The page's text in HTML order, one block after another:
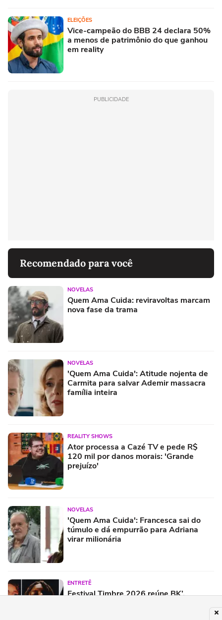
ELEIÇÕES
Vice-campeão do BBB 24 declara 50%
a menos de patrimônio do que ganhou
em reality
PUBLICIDADE
Recomendado para você
NOVELAS
Quem Ama Cuida: reviravoltas marcam
nova fase da trama
NOVELAS
'Quem Ama Cuida': Atitude nojenta de
Carmita para salvar Ademir massacra
família inteira
REALITY SHOWS
Ator processa a Cazé TV e pede R$
120 mil por danos morais: 'Grande
prejuízo'
NOVELAS
'Quem Ama Cuida': Francesca sai do
túmulo e dá empurrão para Adriana
virar milionária
ENTRETÊ
Festival Timbre 2026 reúne BK’,